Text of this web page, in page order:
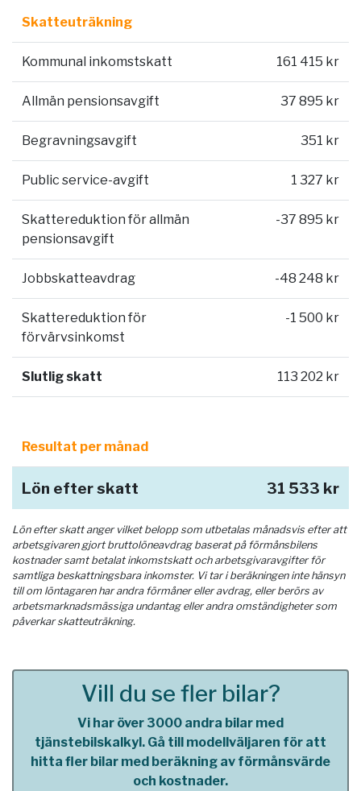
Skatteuträkning
Kommunal inkomstskatt 161 415 kr
Allmän pensionsavgift 37 895 kr
Begravningsavgift 351 kr
Public service-avgift 1 327 kr
Skattereduktion för allmän
pensionsavgift
-37 895 kr
Jobbskatteavdrag -48 248 kr
Skattereduktion för
förvärvsinkomst
-1 500 kr
Slutlig skatt 113 202 kr
Resultat per månad
Lön efter skatt 31 533 kr
Lön efter skatt anger vilket belopp som utbetalas månadsvis efter att
arbetsgivaren gjort bruttolöneavdrag baserat på förmånsbilens
kostnader samt betalat inkomstskatt och arbetsgivaravgifter för
samtliga beskattningsbara inkomster. Vi tar i beräkningen inte hänsyn
till om löntagaren har andra förmåner eller avdrag, eller berörs av
arbetsmarknadsmässiga undantag eller andra omständigheter som
påverkar skatteuträkning.
Vill du se fler bilar?
Vi har över 3000 andra bilar med
tjänstebilskalkyl. Gå till modellväljaren för att
hitta fler bilar med beräkning av förmånsvärde
och kostnader.